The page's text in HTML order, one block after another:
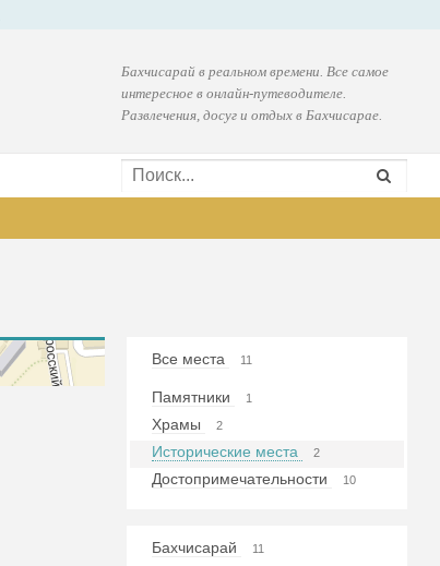
Бахчисарай в реальном времени. Все самое
интересное в онлайн-путеводителе.
Развлечения, досуг и отдых в Бахчисарае.
Все места 11
Памятники 1
Храмы 2
Исторические места 2
Достопримечательности 10
Бахчисарай 11